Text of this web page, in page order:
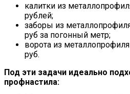
калитки из
рублей;
заборы из
руб за погонный метр;
ворота из
руб.
Под эти задачи идеально
профнастила: